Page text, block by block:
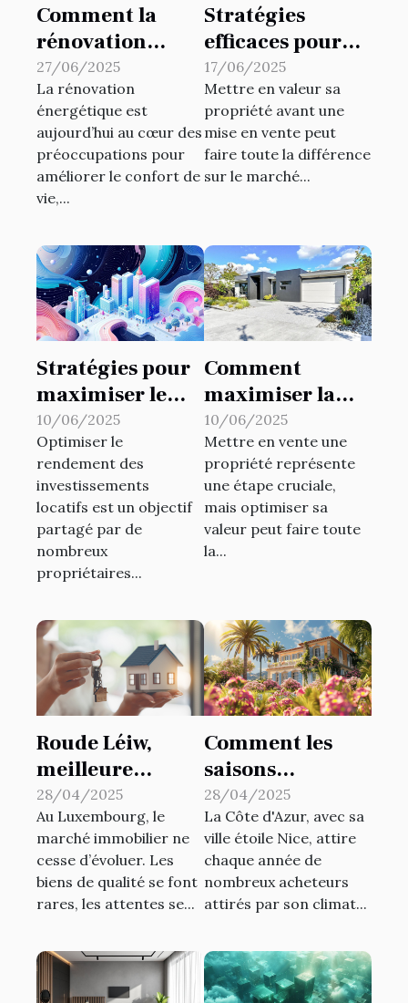
Comment la
rénovation
énergétique
transforme-t-
elle votre
habitat ?
27/06/2025
La rénovation
énergétique est
aujourd’hui au cœur des
préoccupations pour
améliorer le confort de
vie,...
Stratégies
efficaces pour
augmenter la
valeur de votre
propriété avant
la vente
17/06/2025
Mettre en valeur sa
propriété avant une
mise en vente peut
faire toute la différence
sur le marché...
Stratégies pour
maximiser le
rendement des
investissements
locatifs
10/06/2025
Optimiser le
rendement des
investissements
locatifs est un objectif
partagé par de
nombreux
propriétaires...
Comment
maximiser la
valeur de votre
propriété avant
la vente
10/06/2025
Mettre en vente une
propriété représente
une étape cruciale,
mais optimiser sa
valeur peut faire toute
la...
Roude Léiw,
meilleure
agence
immobilière au
Luxembourg
28/04/2025
Au Luxembourg, le
marché immobilier ne
cesse d’évoluer. Les
biens de qualité se font
rares, les attentes se...
Comment les
saisons
influencent les
prix
immobiliers à
Nice
28/04/2025
La Côte d'Azur, avec sa
ville étoile Nice, attire
chaque année de
nombreux acheteurs
attirés par son climat...